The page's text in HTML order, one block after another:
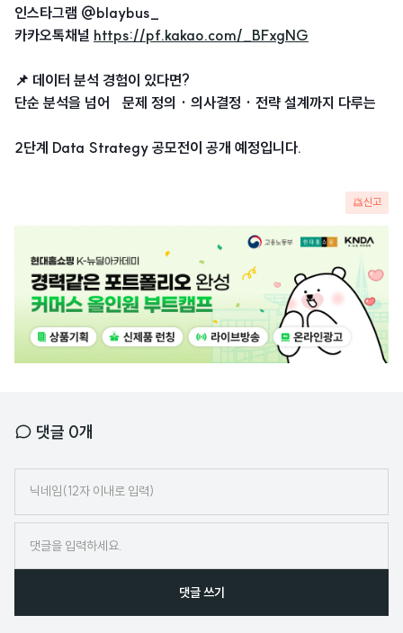
인스타그램 @blaybus_
카카오톡채널 https://pf.kakao.com/_BFxgNG
📌 데이터 분석 경험이 있다면?
단순 분석을 넘어 문제 정의 · 의사결정 · 전략 설계까지 다루는
2단계 Data Strategy 공모전이 공개 예정입니다.
신고
댓글 0개
임
댓글 쓰기